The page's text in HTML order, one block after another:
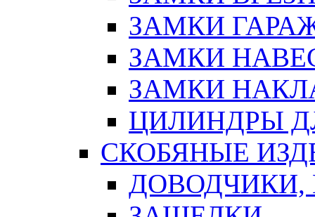
ЗАМКИ
ЗАМКИ
ЗАМКИ
ЦИЛИНДРЫ
СКОБЯНЫЕ